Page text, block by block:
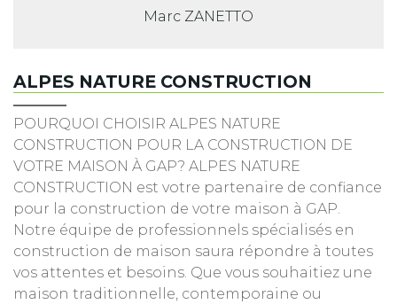
Marc ZANETTO
ALPES NATURE CONSTRUCTION
POURQUOI CHOISIR ALPES NATURE
CONSTRUCTION POUR LA CONSTRUCTION DE
VOTRE MAISON À GAP? ALPES NATURE
CONSTRUCTION est votre partenaire de confiance
pour la construction de votre maison à GAP.
Notre équipe de professionnels spécialisés en
construction de maison saura répondre à toutes
vos attentes et besoins. Que vous souhaitiez une
maison traditionnelle, contemporaine ou